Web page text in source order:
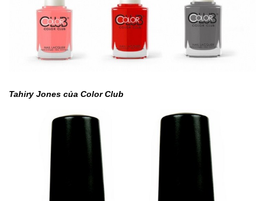
Tahiry Jones của Color Club